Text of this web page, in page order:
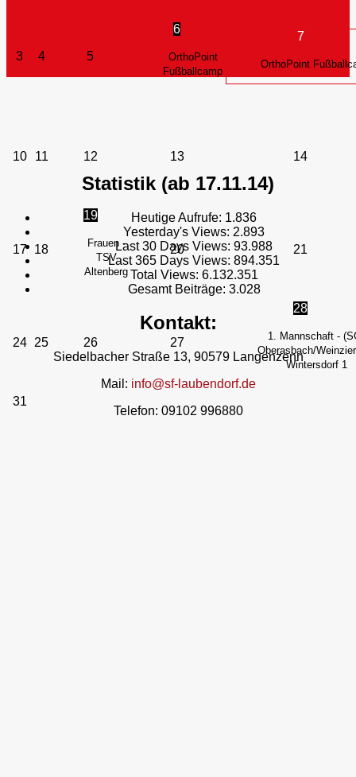
3 4 5
6
OrthoPoint
Fußballcamp
7
OrthoPoint
10 11 12 13 14
17 18
19
Frauen -
TSV
Altenberg
20 21
24 25 26 27
28
1. Mannschaft -
Oberasbach/
Wintersdorf 1
31
Statistik (ab 17.11.14)
Heutige Aufrufe: 1.836
Yesterday's Views: 2.893
Last 30 Days Views: 93.988
Last 365 Days Views: 894.351
Total Views: 6.132.351
Gesamt Beiträge: 3.028
Kontakt:
Siedelbacher Straße 13, 90579 Langenzenn
Mail: info@sf-laubendorf.de
Telefon: 09102 996880